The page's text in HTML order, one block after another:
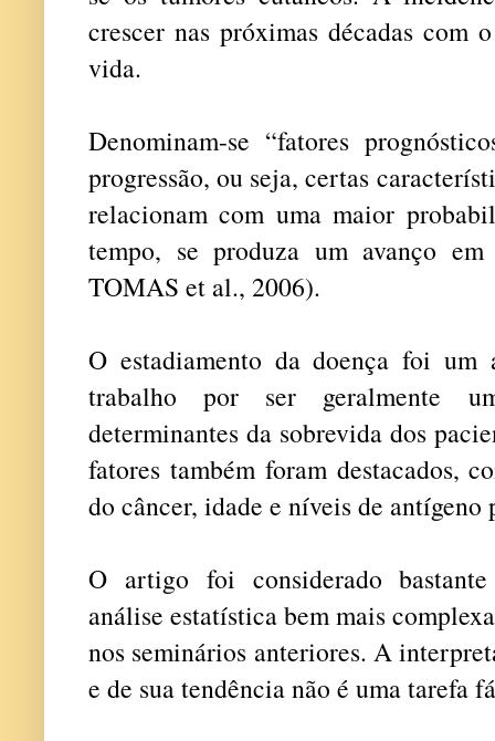
crescer nas próximas décadas com
vida.
Denominam-se “fatores
progressão, ou seja, certas
relacionam com uma maior
tempo, se produza um avanço
TOMAS et al., 2006).
O estadiamento da doença foi um
trabalho por ser geralmente
determinantes da sobrevida dos
fatores também foram destacados,
do câncer, idade e níveis de
O artigo foi considerado bastante
análise estatística bem mais
nos seminários anteriores. A
e de sua tendência não é uma tarefa